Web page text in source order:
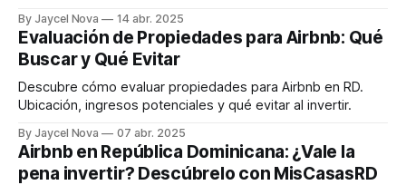
By Jaycel Nova 14 abr. 2025
Evaluación de Propiedades para Airbnb: Qué
Buscar y Qué Evitar
Descubre cómo evaluar propiedades para Airbnb en RD.
Ubicación, ingresos potenciales y qué evitar al invertir.
By Jaycel Nova 07 abr. 2025
Airbnb en República Dominicana: ¿Vale la
pena invertir? Descúbrelo con MisCasasRD